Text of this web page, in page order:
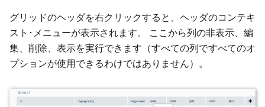
グリッドのヘッダを右クリックすると、ヘッダのコンテキ
スト･メニューが表示されます。 ここから列の非表示、編
集、削除、表示を実行できます（すべての列ですべてのオ
プションが使用できるわけではありません）。